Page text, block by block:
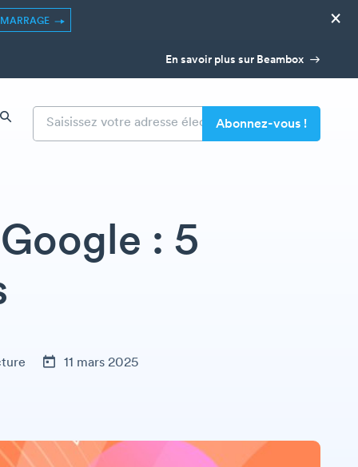
×
En savoir plus sur Beambox
: 5
11 mars 2025